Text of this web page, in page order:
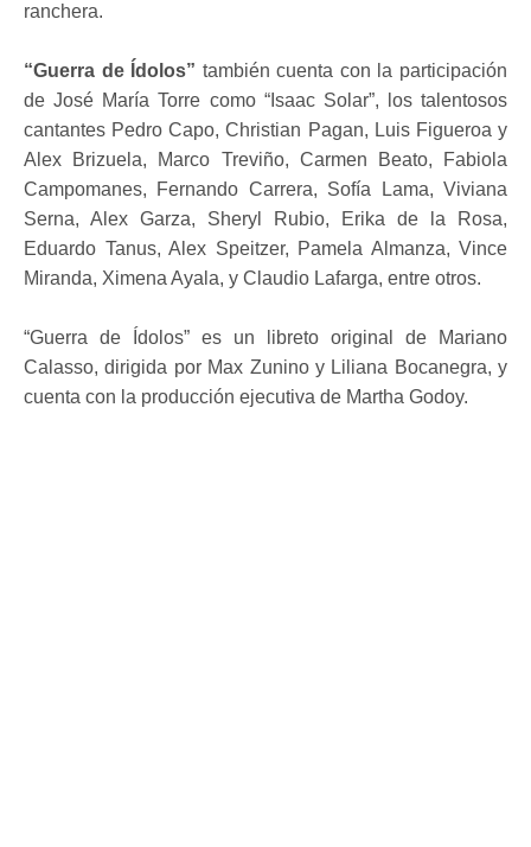
ranchera.
“Guerra de Ídolos” también cuenta con la participación
de José María Torre como “Isaac Solar”, los talentosos
cantantes Pedro Capo, Christian Pagan, Luis Figueroa y
Alex Brizuela, Marco Treviño, Carmen Beato, Fabiola
Campomanes, Fernando Carrera, Sofía Lama, Viviana
Serna, Alex Garza, Sheryl Rubio, Erika de la Rosa,
Eduardo Tanus, Alex Speitzer, Pamela Almanza, Vince
Miranda, Ximena Ayala, y Claudio Lafarga, entre otros.
“Guerra de Ídolos” es un libreto original de Mariano
Calasso, dirigida por Max Zunino y Liliana Bocanegra, y
cuenta con la producción ejecutiva de Martha Godoy.